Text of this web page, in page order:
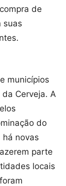
de
suas
municípios
Cerveja. A
do
há novas
parte
locais